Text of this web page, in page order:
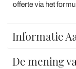
offerte via het
Informatie
De mening